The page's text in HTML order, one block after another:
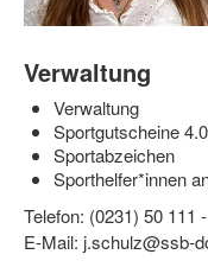
Mini-
Sportgutschein 4.0
SportartCheck
Sport im Ganztag
Sport vor Ort
Integration durch
Verwaltung
Verwaltung
Sportgutscheine 4.0
Sportabzeichen
Sporthelfer*innen
Telefon: (0231) 50 111
E-Mail: j.schulz@ssb-